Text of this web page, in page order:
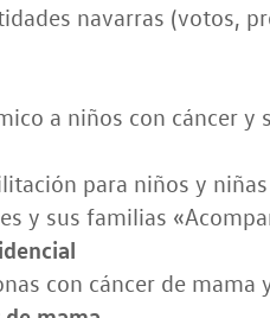
navarras (votos,
a niños con cáncer y
para niños y
y sus familias
con cáncer de mama